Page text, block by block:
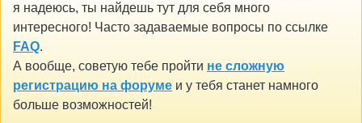
я надеюсь, ты найдешь тут для себя много
интересного! Часто задаваемые вопросы по ссылке
FAQ.
А вообще, советую тебе пройти не сложную
регистрацию на форуме и у тебя станет намного
больше возможностей!